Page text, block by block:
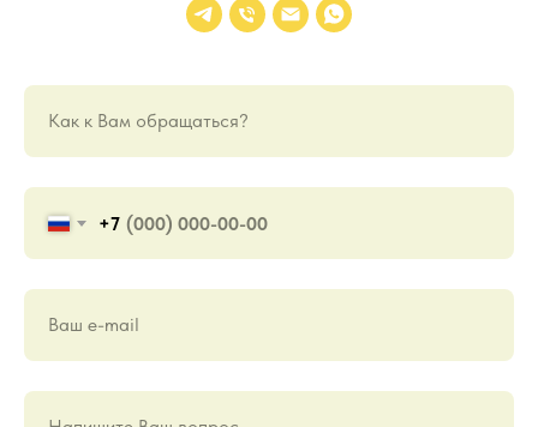
Как к Вам обращаться?
+7
Ваш е-mail